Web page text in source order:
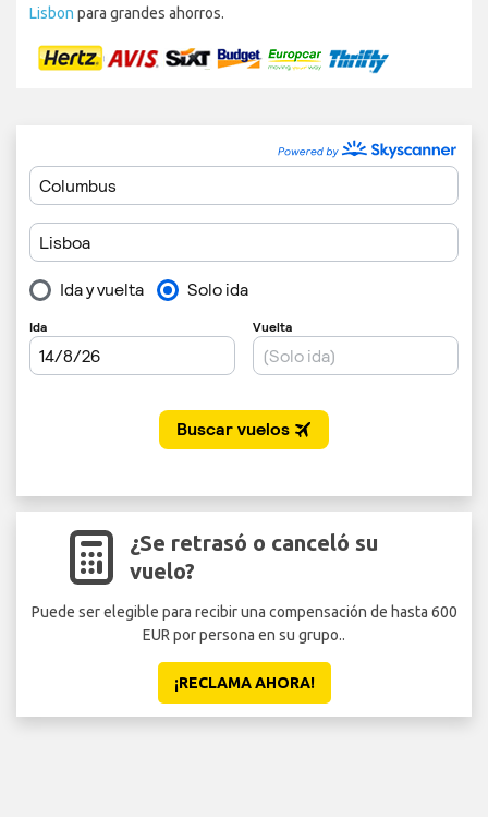
Lisbon para grandes ahorros.
¿Se retrasó o canceló su
vuelo?
Puede ser elegible para recibir una compensación de hasta 600
EUR por persona en su grupo..
¡RECLAMA AHORA!